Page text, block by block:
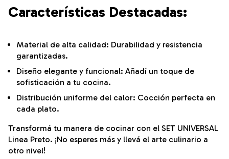
Características Destacadas:
Material de alta calidad: Durabilidad y resistencia
garantizadas.
Diseño elegante y funcional: Añadí un toque de
sofisticación a tu cocina.
Distribución uniforme del calor: Cocción perfecta en
cada plato.
Transformá tu manera de cocinar con el SET UNIVERSAL
Linea Preto. ¡No esperes más y llevá el arte culinario a
otro nivel!